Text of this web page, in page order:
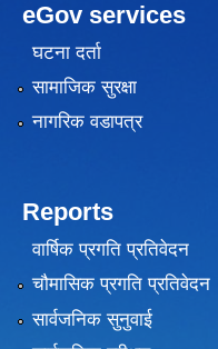
eGov services
घटना दर्ता
सामाजिक सुरक्षा
नागरिक वडापत्र
Reports
वार्षिक प्रगति प्रतिवेदन
चौमासिक प्रगति प्रतिवेदन
सार्वजनिक सुनुवाई